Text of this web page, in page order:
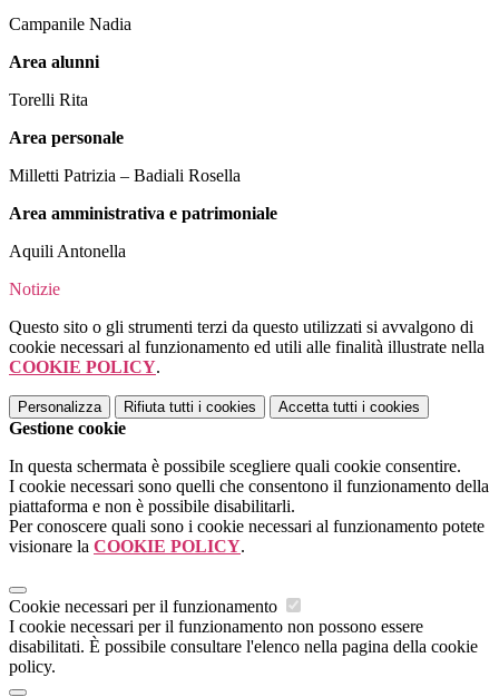
Campanile Nadia
Area alunni
Torelli Rita
Area personale
Milletti Patrizia – Badiali Rosella
Area amministrativa e patrimoniale
Aquili Antonella
Notizie
Questo sito o gli strumenti terzi da questo utilizzati si avvalgono di
cookie necessari al funzionamento ed utili alle finalità illustrate nella
COOKIE POLICY.
Personalizza Rifiuta tutti i cookies Accetta tutti i cookies
Gestione cookie
In questa schermata è possibile scegliere quali cookie consentire.
I cookie necessari sono quelli che consentono il funzionamento della
piattaforma e non è possibile disabilitarli.
Per conoscere quali sono i cookie necessari al funzionamento potete
visionare la COOKIE POLICY.
Cookie necessari per il funzionamento
I cookie necessari per il funzionamento non possono essere
disabilitati. È possibile consultare l'elenco nella pagina della cookie
policy.